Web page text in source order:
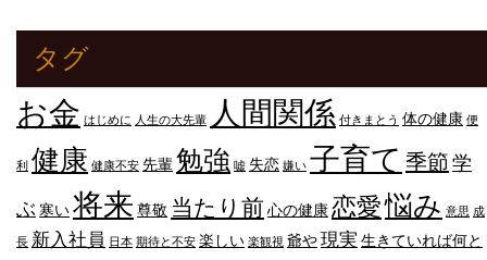
タグ
お金 はじめに 人生の大先輩 人間関係 付きまとう 体の健康 便
利 健康 健康不安 先輩勉強 嘘 失恋 嫌い 子育て 季節学
ぶ 寒い将来 尊敬 当たり前 心の健康恋愛悩み 意思 成
長 新入社員 日本 期待と不安 楽しい 楽観視 爺や現実 生きていれば何と